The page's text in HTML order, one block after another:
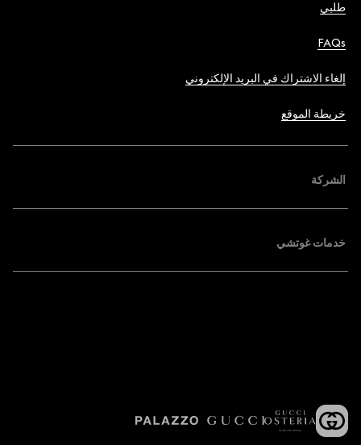
طلبي
FAQs
إلغاء الاشتراك في البريد الإلكتروني
خريطة الموقع
الشركة
خدمات غوتشي